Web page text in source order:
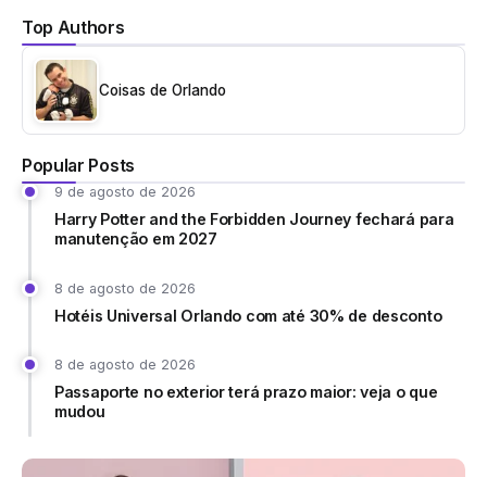
Top Authors
Coisas de Orlando
Popular Posts
9 de agosto de 2026
Harry Potter and the Forbidden Journey fechará para
manutenção em 2027
8 de agosto de 2026
Hotéis Universal Orlando com até 30% de desconto
8 de agosto de 2026
Passaporte no exterior terá prazo maior: veja o que
mudou